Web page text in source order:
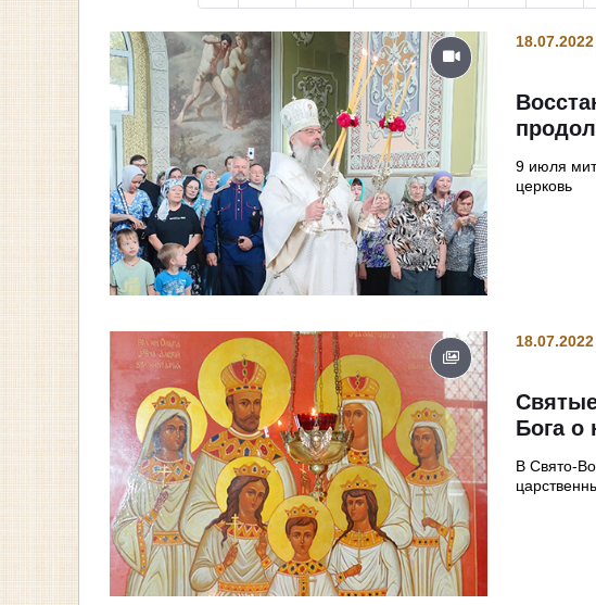
18.07.2022
9 июля
церковь
18.07.2022
Бога о
В Свято-